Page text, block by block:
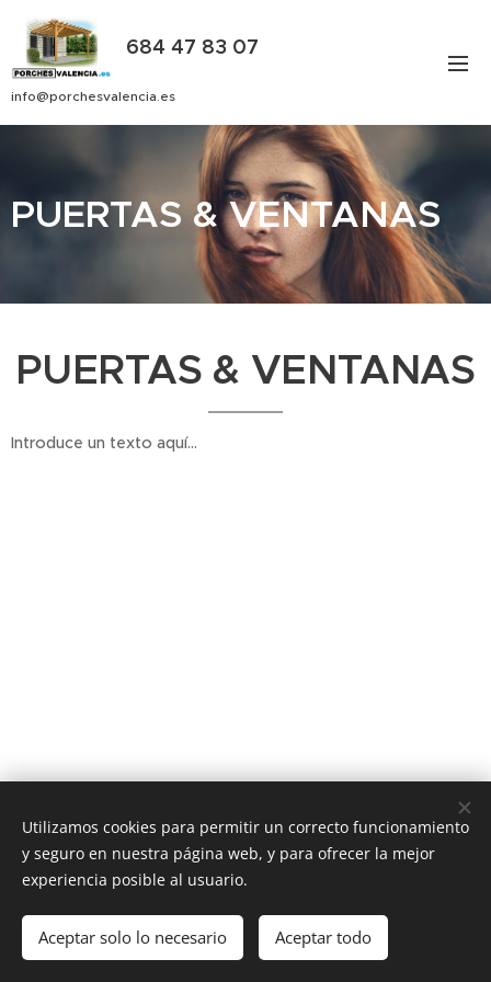
684 47 83 07
info@porchesvalencia.es
PUERTAS & VENTANAS
PUERTAS & VENTANAS
Introduce un texto aquí...
Webnode
Utilizamos cookies para permitir un correcto funcionamiento
y seguro en nuestra página web, y para ofrecer la mejor
experiencia posible al usuario.
Aceptar solo lo necesario Aceptar todo